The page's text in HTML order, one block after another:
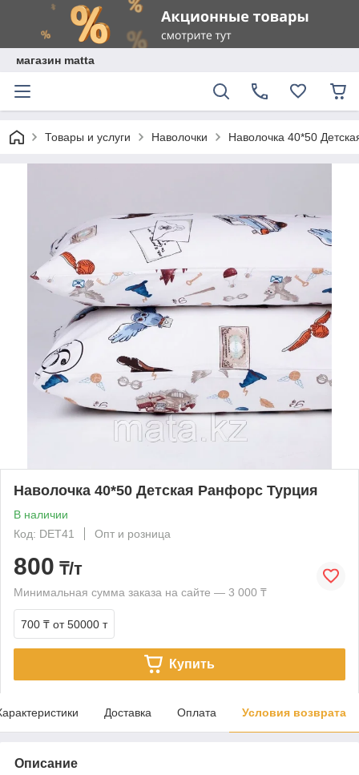
магазин matta
Товары и услуги Наволочки Наволочка 40*50
Наволочка 40*50 Детская Ранфорс Турция
В наличии
Код: DET41
Опт и розница
800 ₸/т
Минимальная сумма заказа на сайте — 3 000 ₸
700 ₸ от 50000 т
Купить
Доставка Оплата Условия возврата
Описание